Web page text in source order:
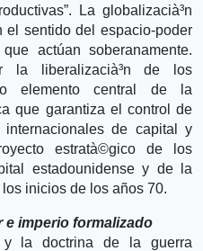
La globalizacià³n
sentido del espacio-poder
actúan soberanamente.
la liberalizacià³n de los
elemento central de la
que garantiza el control de
de capital y
estratà©gico de los
estadounidense y de la
inicios de los años 70.
e imperio formalizado
la doctrina de la guerra